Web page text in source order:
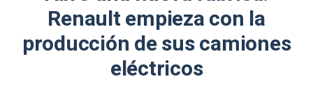
Renault empieza con la
producción de sus camiones
eléctricos